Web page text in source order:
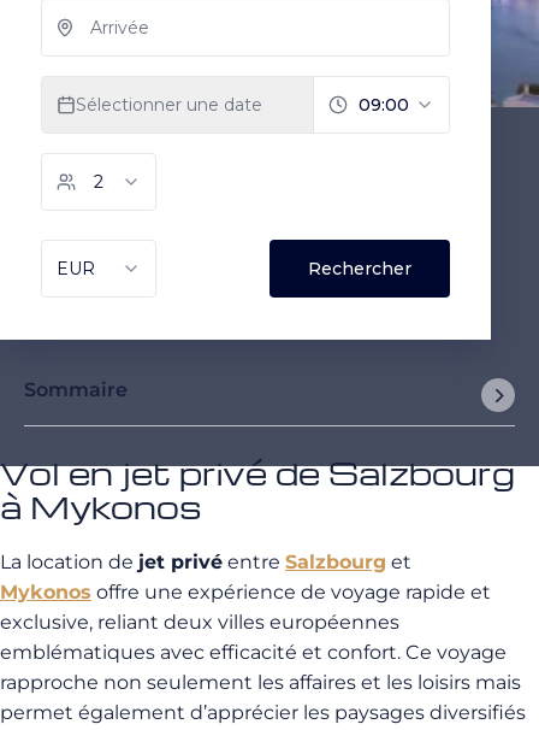
Sommaire
Vol en jet privé de Salzbourg
à Mykonos
La location de jet privé entre Salzbourg et
Mykonos offre une expérience de voyage rapide et
exclusive, reliant deux villes européennes
emblématiques avec efficacité et confort. Ce voyage
rapproche non seulement les affaires et les loisirs mais
permet également d’apprécier les paysages diversifiés